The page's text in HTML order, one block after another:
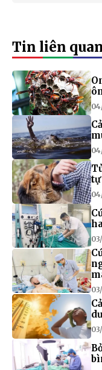
Tin liên
tự